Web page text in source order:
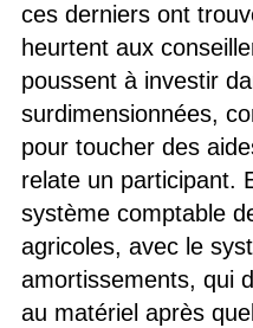
ces derniers ont
heurtent aux
poussent à investir
surdimensionnées,
pour toucher des
relate un participant.
système comptable
agricoles, avec le
amortissements, qui
au matériel après